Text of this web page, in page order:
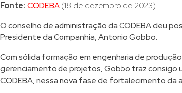
Fonte: CODEBA (18 de dezembro de 2023)
O conselho de administração da CODEBA deu
Presidente da Companhia, Antonio Gobbo.
Com sólida formação em engenharia de
gerenciamento de projetos, Gobbo traz consigo
CODEBA, nessa nova fase de fortalecimento da